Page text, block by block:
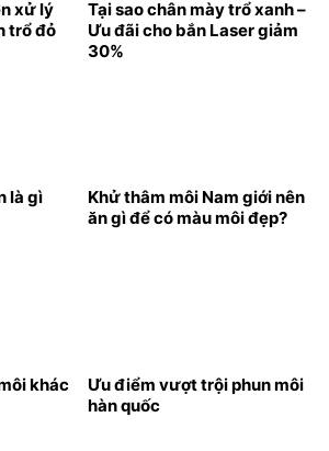
xử lý
trổ đỏ
Tại sao chân mày trổ xanh –
Ưu đãi cho bắn Laser giảm
30%
là gì
Khử thâm môi Nam giới nên
ăn gì để có màu môi đẹp?
khác
Ưu điểm vượt trội phun môi
hàn quốc